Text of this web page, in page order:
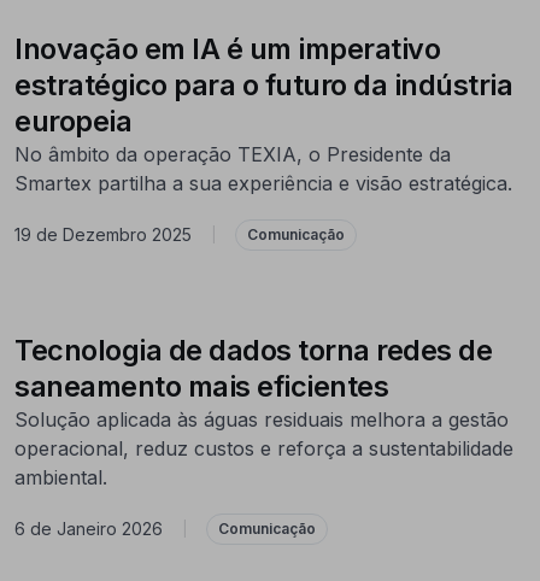
Inovação em IA é um imperativo
estratégico para o futuro da indústria
europeia
No âmbito da operação TEXIA, o Presidente da
Smartex partilha a sua experiência e visão estratégica.
19 de Dezembro 2025 Comunicação
Tecnologia de dados torna redes de
saneamento mais eficientes
Solução aplicada às águas residuais melhora a gestão
operacional, reduz custos e reforça a sustentabilidade
ambiental.
6 de Janeiro 2026 Comunicação